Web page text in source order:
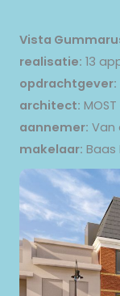
Vista
realisatie: 13
opdrachtgever:
architect:
aannemer: Van
makelaar: Baas